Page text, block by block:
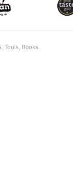
Tools, Books.